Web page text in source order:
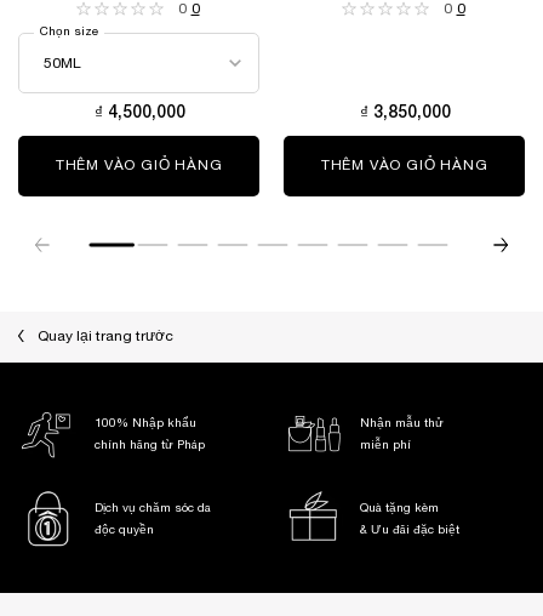
0 0
Chọn size
₫ 4,500,000
THÊM VÀO GIỎ HÀNG GÉNIFIQUE ULTIMATE SERUM
0 0
₫ 3,850,000
THÊM VÀO GIỎ HÀNG
Quay lại trang trước
100% Nhập khẩu
chính hãng từ Pháp
Nhận mẫu thử
miễn phí
Dịch vụ chăm sóc da
độc quyền
Quà tặng kèm
& Ưu đãi đặc biệt